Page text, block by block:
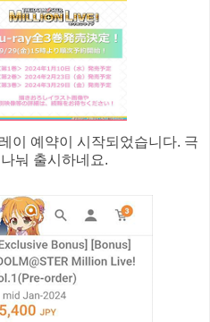
이 예약이 시작되었습니다. 극
눠 출시하네요.